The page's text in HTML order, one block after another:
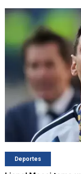
Deportes